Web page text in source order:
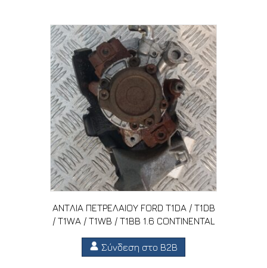
ΑΝΤΛΙΑ ΠΕΤΡΕΛΑΙΟΥ FORD T1DA / T1DB
/ T1WA / T1WB / T1BB 1.6 CONTINENTAL
Σύνδεση στο B2B